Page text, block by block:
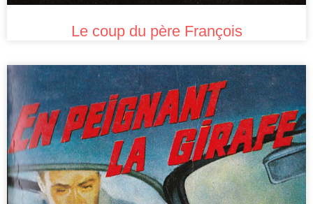
Le coup du père François